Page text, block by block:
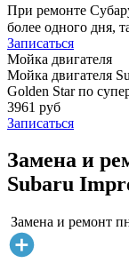
При ремонте
более одного дня,
Записаться
Мойка двигателя
Мойка двигателя
Golden Star по
3961 руб
Записаться
Замена и
Subaru
Замена и ремонт